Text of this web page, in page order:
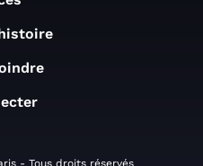
- Tous droits réservés